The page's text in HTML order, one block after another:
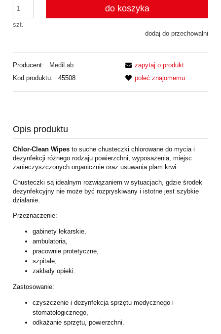
szt.
do koszyka
dodaj do przechowalni
Producent:
MediLab
Kod produktu:
45508
zapytaj o produkt
poleć znajomemu
Opis produktu
Chlor-Clean Wipes to suche chusteczki chlorowane do mycia i
dezynfekcji różnego rodzaju powierzchni, wyposażenia, miejsc
zanieczyszczonych organicznie oraz usuwania plam krwi.
Chusteczki są idealnym rozwiązaniem w sytuacjach, gdzie środek
dezynfekcyjny nie może być rozpryskiwany i istotne jest szybkie
działanie.
Przeznaczenie:
gabinety lekarskie,
ambulatoria,
pracownie protetyczne,
szpitale,
zakłady opieki.
Zastosowanie:
czyszczenie i dezynfekcja sprzętu medycznego i
stomatologicznego,
odkażanie sprzętu, powierzchni.